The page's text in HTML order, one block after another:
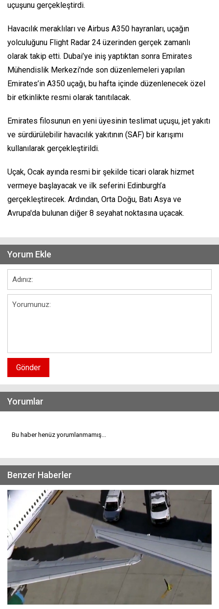
uçuşunu gerçekleştirdi.
Havacılık meraklıları ve Airbus A350 hayranları, uçağın
yolculuğunu Flight Radar 24 üzerinden gerçek zamanlı
olarak takip etti. Dubai’ye iniş yaptıktan sonra Emirates
Mühendislik Merkezi’nde son düzenlemeleri yapılan
Emirates’in A350 uçağı, bu hafta içinde düzenlenecek özel
bir etkinlikte resmi olarak tanıtılacak.
Emirates filosunun en yeni üyesinin teslimat uçuşu, jet yakıtı
ve sürdürülebilir havacılık yakıtının (SAF) bir karışımı
kullanılarak gerçekleştirildi.
Uçak, Ocak ayında resmi bir şekilde ticari olarak hizmet
vermeye başlayacak ve ilk seferini Edinburgh’a
gerçekleştirecek. Ardından, Orta Doğu, Batı Asya ve
Avrupa'da bulunan diğer 8 seyahat noktasına uçacak.
Yorum Ekle
Gönder
Yorumlar
Bu haber henüz yorumlanmamış...
Benzer Haberler